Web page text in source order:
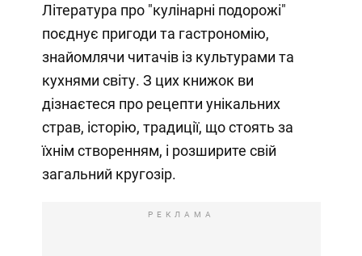
Література про "кулінарні подорожі"
поєднує пригоди та гастрономію,
знайомлячи читачів із культурами та
кухнями світу. З цих книжок ви
дізнаєтеся про рецепти унікальних
страв, історію, традиції, що стоять за
їхнім створенням, і розширите свій
загальний кругозір.
РЕКЛАМА